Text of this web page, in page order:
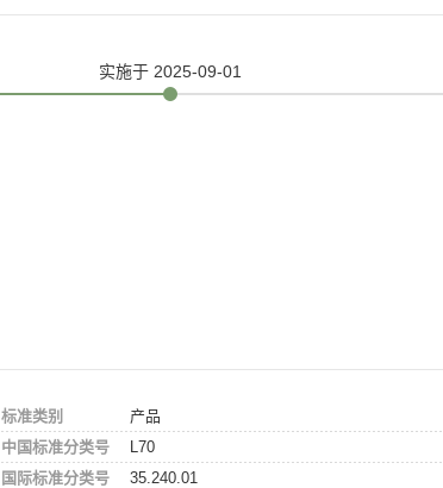
实施于 2025-09-01
标准类别
产品
中国标准分类号
L70
国际标准分类号
35.240.01